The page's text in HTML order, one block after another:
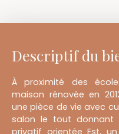
Descriptif du
À proximité des
maison rénovée en
une pièce de vie avec
salon le tout donnant